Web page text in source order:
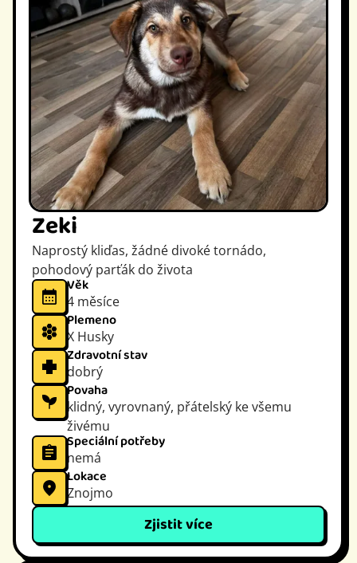
Zeki
Naprostý kliďas, žádné divoké tornádo,
pohodový parťák do života
Věk
4 měsíce
Plemeno
X Husky
Zdravotní stav
dobrý
Povaha
klidný, vyrovnaný, přátelský ke všemu
živému
Speciální potřeby
nemá
Lokace
Znojmo
Zjistit více